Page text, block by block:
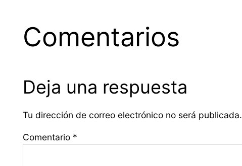
Comentarios
Deja una respuesta
Tu dirección de correo electrónico no será publicada.
Comentario *